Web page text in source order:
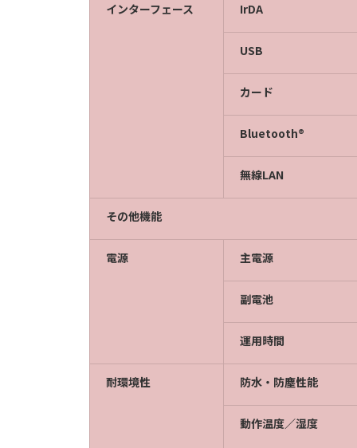
インターフェース IrDA
USB
カード
Bluetooth®
無線LAN
その他機能
電源 主電源
副電池
運用時間
耐環境性 防水・防塵性能
動作温度／湿度